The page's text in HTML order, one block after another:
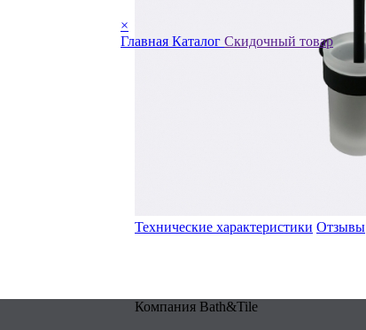
×
Главная Каталог Скидочный товар
Технические характеристики Отзывы
Компания Bath&Tile